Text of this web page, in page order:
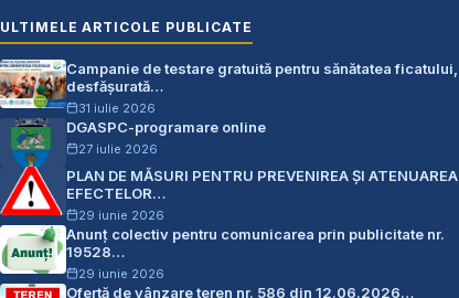
ULTIMELE ARTICOLE PUBLICATE
Campanie de testare gratuită pentru sănătatea ficatului,
desfășurată…
31 iulie 2026
DGASPC-programare online
27 iulie 2026
PLAN DE MĂSURI PENTRU PREVENIREA ŞI ATENUAREA
EFECTELOR…
29 iunie 2026
Anunț colectiv pentru comunicarea prin publicitate nr.
19528…
29 iunie 2026
Ofertă de vânzare teren nr. 586 din 12.06.2026…